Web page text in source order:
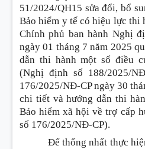
51/2024/QH15 sửa đổi, bổ
Bảo hiểm y tế có hiệu lực thi
Chính phủ ban hành Nghị
ngày 01 tháng 7 năm 2025
dẫn thi hành một số điều
(Nghị định số 188/2025/
176/2025/NĐ-CP ngày 30
chi tiết và hướng dẫn thi
Bảo hiểm xã hội về trợ cấp
số 176/2025/NĐ-CP).
Để thống nhất thực